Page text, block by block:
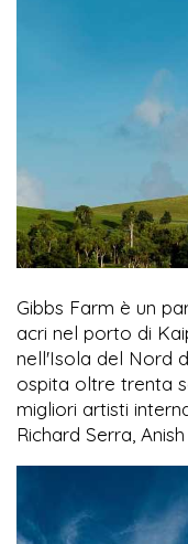
Gibbs Farm è un
acri nel porto di
nell'Isola del Nord
ospita oltre trenta
migliori artisti
Richard Serra,